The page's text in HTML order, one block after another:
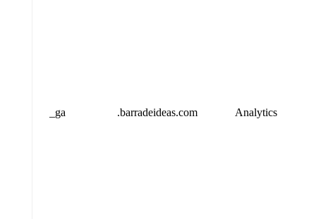
_ga .barradeideas.com Analytics